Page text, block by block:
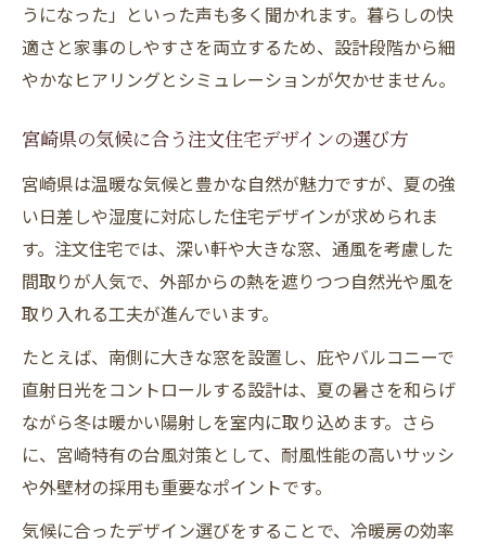
注文住宅で人気の間取りとその特徴とは
納得の費用感で叶えるおしゃれな住まい
注文住宅の費用感と予算配分のコツ
宮崎県の注文住宅相場感と費用の考え方
おしゃれな注文住宅を予算内で建てる方法
注文住宅で失敗しない資金計画の立て方
コストダウンしつつ注文住宅の質を保つ秘
訣
高性能×デザイン性が両立する理由に迫る
注文住宅で実現する高性能とデザイン性の
両立
断熱・耐震に強い注文住宅の設計ポイント
デザインと快適性を高める注文住宅の工夫
注文住宅で選ぶ高性能設備と最新技術
長く快適に暮らせる注文住宅の秘訣
うになった」といった声も多く聞かれます。暮らしの快
適さと家事のしやすさを両立するため、設計段階から細
やかなヒアリングとシミュレーションが欠かせません。
宮崎県の気候に合う注文住宅デザインの選び方
宮崎県は温暖な気候と豊かな自然が魅力ですが、夏の強
い日差しや湿度に対応した住宅デザインが求められま
す。注文住宅では、深い軒や大きな窓、通風を考慮した
間取りが人気で、外部からの熱を遮りつつ自然光や風を
取り入れる工夫が進んでいます。
たとえば、南側に大きな窓を設置し、庇やバルコニーで
直射日光をコントロールする設計は、夏の暑さを和らげ
ながら冬は暖かい陽射しを室内に取り込めます。さら
に、宮崎特有の台風対策として、耐風性能の高いサッシ
や外壁材の採用も重要なポイントです。
気候に合ったデザイン選びをすることで、冷暖房の効率